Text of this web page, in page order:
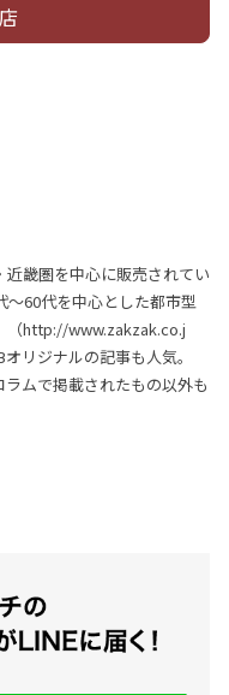
畿圏を中心に販売されてい
60代を中心とした都市型
（http://www.zakzak.co.j
リジナルの記事も人気。
ムで掲載されたもの以外も